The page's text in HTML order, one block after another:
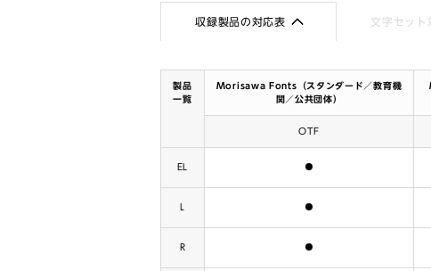
収録製品の対応表 文字セット
製品
一覧
Morisawa Fonts（スタンダード／教育機
関／公共団体）
OTF
EL
R